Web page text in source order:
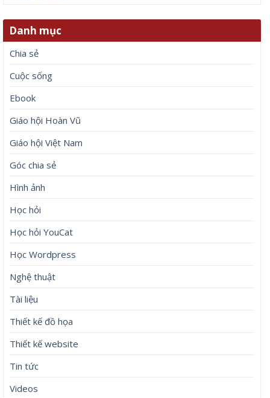
Danh mục
Chia sẻ
Cuộc sống
Ebook
Giáo hội Hoàn Vũ
Giáo hội Việt Nam
Góc chia sẻ
Hình ảnh
Học hỏi
Học hỏi YouCat
Học Wordpress
Nghệ thuật
Tài liệu
Thiết kế đồ họa
Thiết kế website
Tin tức
Videos